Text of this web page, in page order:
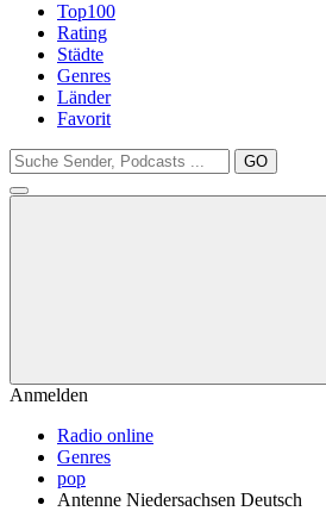
Top100
Rating
Städte
Genres
Länder
Favorit
GO
Anmelden
Radio online
Genres
pop
Antenne Niedersachsen Deutsch